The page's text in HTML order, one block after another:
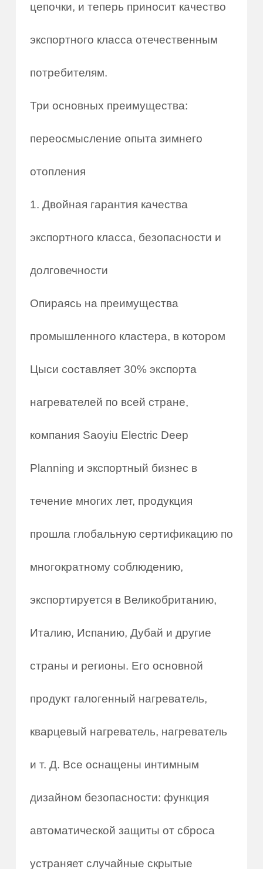
цепочки, и теперь приносит качество
экспортного класса отечественным
потребителям.
Три основных преимущества:
переосмысление опыта зимнего
отопления
1. Двойная гарантия качества
экспортного класса, безопасности и
долговечности
Опираясь на преимущества
промышленного кластера, в котором
Цыси составляет 30% экспорта
нагревателей по всей стране,
компания Saoyiu Electric Deep
Planning и экспортный бизнес в
течение многих лет, продукция
прошла глобальную сертификацию по
многократному соблюдению,
экспортируется в Великобританию,
Италию, Испанию, Дубай и другие
страны и регионы. Его основной
продукт галогенный нагреватель,
кварцевый нагреватель, нагреватель
и т. Д. Все оснащены интимным
дизайном безопасности: функция
автоматической защиты от сброса
устраняет случайные скрытые